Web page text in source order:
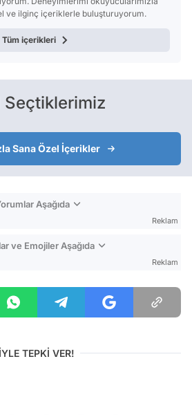
ve ilginç içeriklerle buluşturuyorum.
Tüm içerikleri
Seçtiklerimiz
Sana Özel İçerikler
Aşağıda
Reklam
ve Emojiler Aşağıda
Reklam
TEPKİ VER!